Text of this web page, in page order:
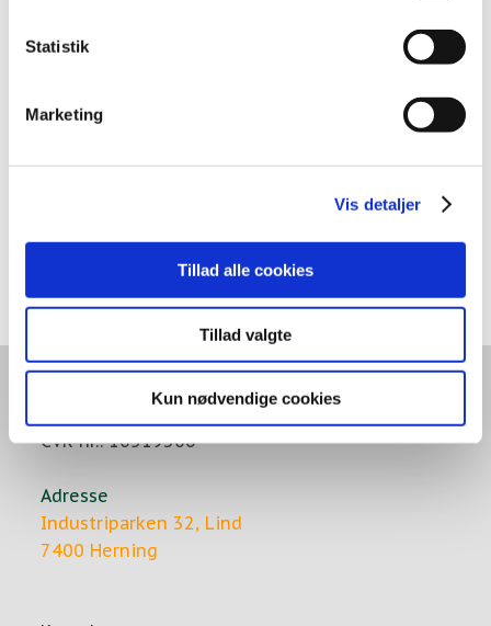
Statistik
Marketing
Vis detaljer
Tillad alle cookies
Tillad valgte
Kun nødvendige cookies
Ingeniør- og entreprenørfirma
CVR-nr.: 10519306
Adresse
Industriparken 32, Lind
7400 Herning​​